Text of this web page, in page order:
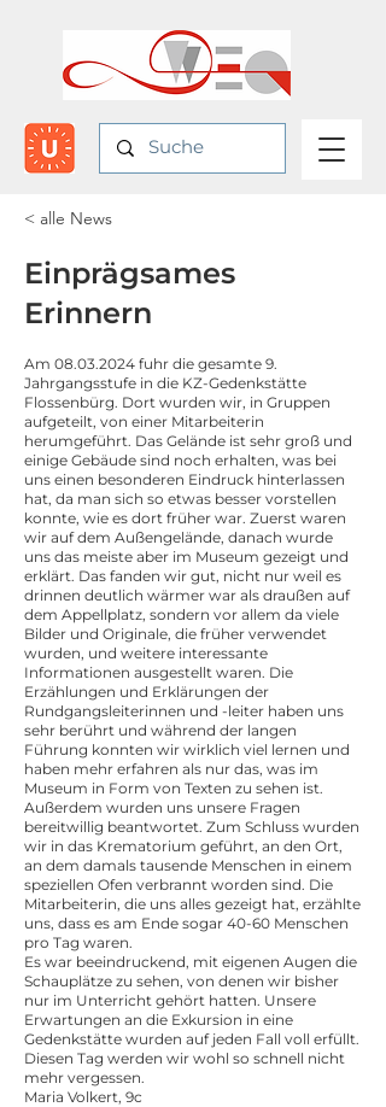
< alle News
Einprägsames
Erinnern
Am 08.03.2024 fuhr die gesamte 9.
Jahrgangsstufe in die KZ-Gedenkstätte
Flossenbürg. Dort wurden wir, in Gruppen
aufgeteilt, von einer Mitarbeiterin
herumgeführt. Das Gelände ist sehr groß und
einige Gebäude sind noch erhalten, was bei
uns einen besonderen Eindruck hinterlassen
hat, da man sich so etwas besser vorstellen
konnte, wie es dort früher war. Zuerst waren
wir auf dem Außengelände, danach wurde
uns das meiste aber im Museum gezeigt und
erklärt. Das fanden wir gut, nicht nur weil es
drinnen deutlich wärmer war als draußen auf
dem Appellplatz, sondern vor allem da viele
Bilder und Originale, die früher verwendet
wurden, und weitere interessante
Informationen ausgestellt waren. Die
Erzählungen und Erklärungen der
Rundgangsleiterinnen und -leiter haben uns
sehr berührt und während der langen
Führung konnten wir wirklich viel lernen und
haben mehr erfahren als nur das, was im
Museum in Form von Texten zu sehen ist.
Außerdem wurden uns unsere Fragen
bereitwillig beantwortet. Zum Schluss wurden
wir in das Krematorium geführt, an den Ort,
an dem damals tausende Menschen in einem
speziellen Ofen verbrannt worden sind. Die
Mitarbeiterin, die uns alles gezeigt hat, erzählte
uns, dass es am Ende sogar 40-60 Menschen
pro Tag waren.
Es war beeindruckend, mit eigenen Augen die
Schauplätze zu sehen, von denen wir bisher
nur im Unterricht gehört hatten. Unsere
Erwartungen an die Exkursion in eine
Gedenkstätte wurden auf jeden Fall voll erfüllt.
Diesen Tag werden wir wohl so schnell nicht
mehr vergessen.
Maria Volkert, 9c